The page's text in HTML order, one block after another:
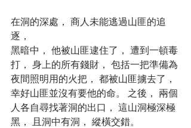
在洞的深處， 商人未能逃過山匪的追
逐，
黑暗中， 他被山匪逮住了， 遭到一頓毒
打， 身上的所有錢財， 包括一把準備為
夜間照明用的火把， 都被山匪擄去了，
幸好山匪並沒有要他的命。 之後， 兩個
人各自尋找著洞的出口， 這山洞極深極
黑， 且洞中有洞， 縱橫交錯。